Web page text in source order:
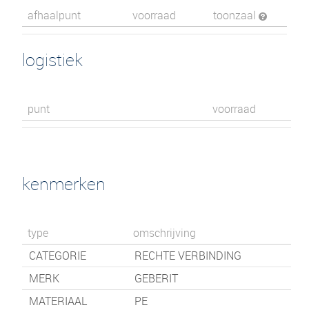
afhaalpunt voorraad toonzaal
logistiek
punt voorraad
kenmerken
type
omschrijving
CATEGORIE
RECHTE VERBINDING
MERK
GEBERIT
MATERIAAL
PE